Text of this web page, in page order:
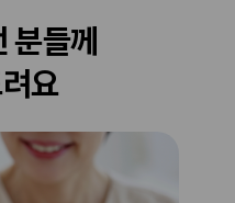
분들께
요